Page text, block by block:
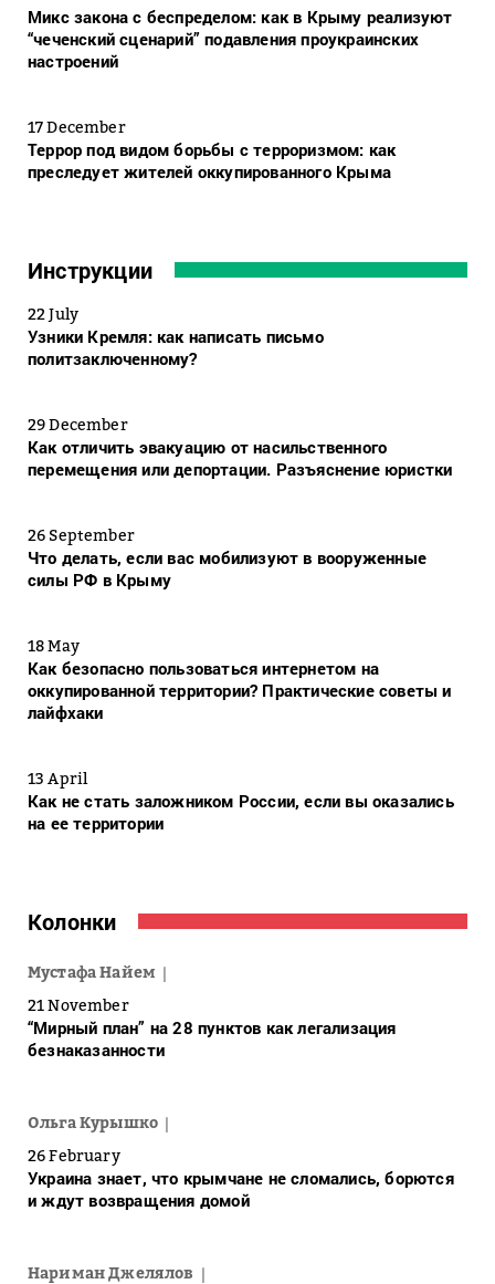
Микс закона с беспределом: как в Крыму реализуют
“чеченский сценарий” подавления проукраинских
настроений
17 December
Террор под видом борьбы с терроризмом: как
преследует жителей оккупированного Крыма
Инструкции
22 July
Узники Кремля: как написать письмо
политзаключенному?
29 December
Как отличить эвакуацию от насильственного
перемещения или депортации. Разъяснение юристки
26 September
Что делать, если вас мобилизуют в вооруженные
силы РФ в Крыму
18 May
Как безопасно пользоваться интернетом на
оккупированной территории? Практические советы и
лайфхаки
13 April
Как не стать заложником России, если вы оказались
на ее территории
Колонки
Мустафа Найем
21 November
“Мирный план” на 28 пунктов как легализация
безнаказанности
Ольга Курышко
26 February
Украина знает, что крымчане не сломались, борются
и ждут возвращения домой
Нариман Джелялов